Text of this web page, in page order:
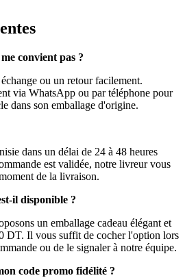
convient pas ?
ou un retour facilement.
via WhatsApp ou par téléphone pour
dans son emballage d'origine.
dans un délai de 24 à 48 heures
est validée, notre livreur vous
de la livraison.
il disponible ?
un emballage cadeau élégant et
DT. Il vous suffit de cocher l'option lors
ou de le signaler à notre équipe.
code promo fidélité ?